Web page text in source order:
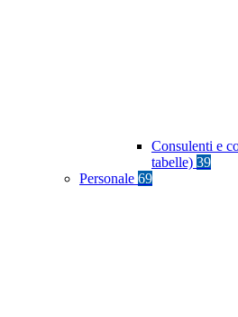
Consulenti e
tabelle) 39
Personale 69